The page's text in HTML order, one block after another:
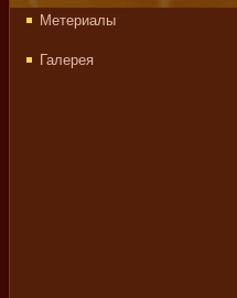
Метериалы
Галерея